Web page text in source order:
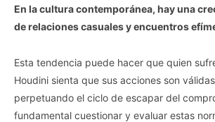
En la cultura contemporánea, hay una
de relaciones casuales y encuentros
Esta tendencia puede hacer que quien
Houdini sienta que sus acciones son
perpetuando el ciclo de escapar del
fundamental cuestionar y evaluar estas